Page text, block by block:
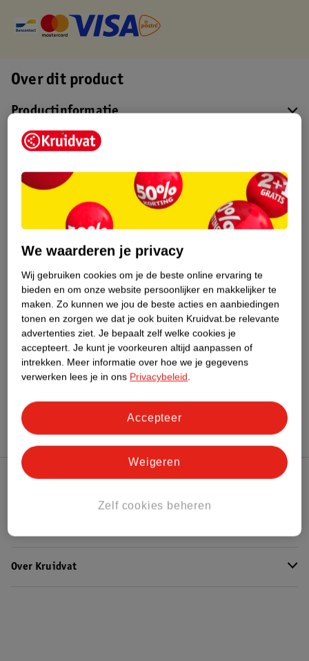
Over dit product
Productinformatie
Etiketinformatie
Nature Impact Score
Dit product heeft (nog) geen Nature
Impact Score.
Meer informatie
Bestel & Bezorginformatie
Bekijk ook
MeerLucovitaal Alle Wrattenbehandeling
Over Kruidvat
We waarderen je privacy
Wij gebruiken cookies om je de beste online ervaring te
bieden en om onze website persoonlijker en makkelijker te
maken. Zo kunnen we jou de beste acties en aanbiedingen
tonen en zorgen we dat je ook buiten Kruidvat.be relevante
advertenties ziet. Je bepaalt zelf welke cookies je
accepteert. Je kunt je voorkeuren altijd aanpassen of
intrekken. Meer informatie over hoe we je gegevens
verwerken lees je in ons Privacybeleid.
Zelf cookies beheren
Weigeren
Accepteer